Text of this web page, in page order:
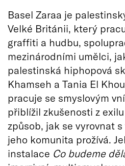
Basel Zaraa je
Velké Británii, který
graffiti a hudbu,
mezinárodními umělci,
palestinská hiphopová
Khamseh a Tania El
pracuje se smyslovým
přiblížil zkušenosti z
způsob, jak se vyrovnat
jeho komunita prožívá.
instalace Co budeme